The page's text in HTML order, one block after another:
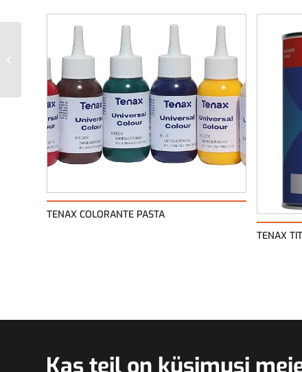
TENAX COLORANTE PASTA
TENAX
Kas teil on küsimusi
Tenax Titanium Solido